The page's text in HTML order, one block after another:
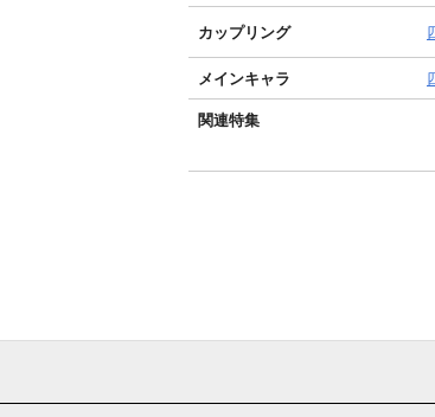
カップリング
メインキャラ
関連特集